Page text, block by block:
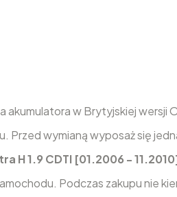
akumulatora w Brytyjskiej wersji
Przed wymianą wyposaż się
H 1.9 CDTI [01.2006 -
Podczas zakupu nie